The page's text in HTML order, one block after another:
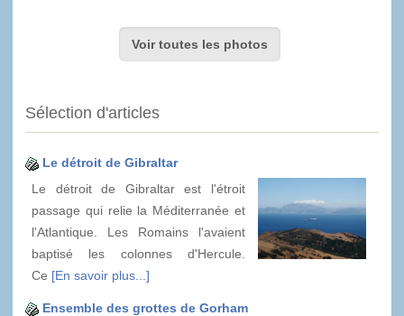
Voir toutes les photos
Sélection d'articles
Le détroit de Gibraltar
Le détroit de Gibraltar est l'étroit
passage qui relie la Méditerranée et
l'Atlantique. Les Romains l'avaient
baptisé les colonnes d'Hercule.
Ce [En savoir plus...]
Ensemble des grottes de Gorham